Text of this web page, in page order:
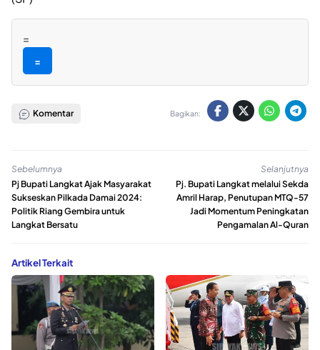
=
=
Komentar Bagikan:
Sebelumnya
Pj Bupati Langkat Ajak Masyarakat
Sukseskan Pilkada Damai 2024:
Politik Riang Gembira untuk
Langkat Bersatu
Selanjutnya
Pj. Bupati Langkat melalui Sekda
Amril Harap, Penutupan MTQ-57
Jadi Momentum Peningkatan
Pengamalan Al-Quran
Artikel Terkait